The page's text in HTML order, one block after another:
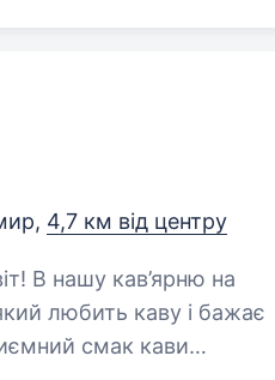
4,7 км від центру
любить каву і бажає
смак кави